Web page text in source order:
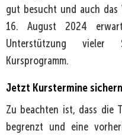
gut besucht und auch
16. August 2024
Unterstützung vieler
Kursprogramm.
Jetzt Kurstermine sichern
Zu beachten ist, dass die
begrenzt und eine